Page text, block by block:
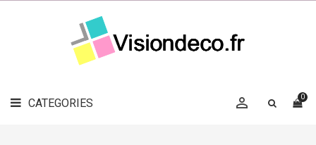
CATEGORIES 0

LE
MAG
DÉCO
